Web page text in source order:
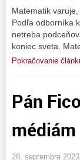
Matematik
Podľa odborníka
netreba
koniec sveta.
Pokračovanie
Pán
28. septembra